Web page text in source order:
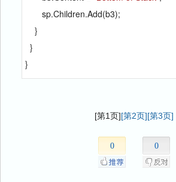
       sp.Children.Add(b3);
    }
  }
}
[第1页][第2页][第3页]
0 0